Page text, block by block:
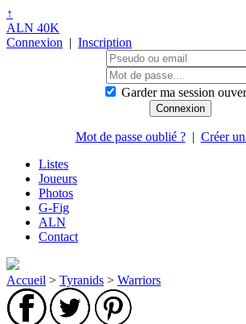
↑
ALN 40K
Connexion | Inscription
Garder ma session
Mot de passe oublié ?| Créer
Listes
Joueurs
Photos
G-Fig
ALN
Contact
Accueil > Tyranids > Warriors